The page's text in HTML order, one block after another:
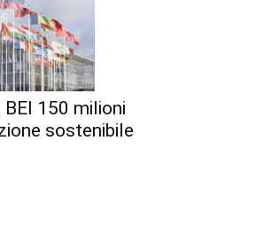
150 milioni
sostenibile